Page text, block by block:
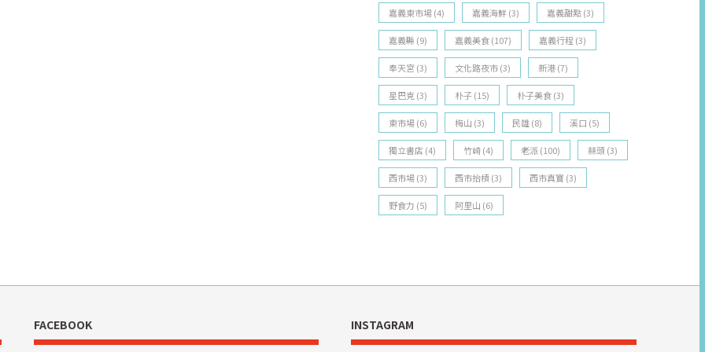
嘉義東市場(4) 嘉義海鮮(3) 嘉義甜點(3)
嘉義縣 (9) 嘉義美食(107) 嘉義行程 (3)
奉天宮 (3) 文化路夜市(3) 新港(7)
星巴克(3) 朴子(15) 朴子美食(3)
東市場(6) 梅山 (3) 民雄(8) 溪口 (5)
獨立書店 (4) 竹崎(4) 老派(100) 蒜頭(3)
西市場(3) 西市抬槓(3) 西市真寶 (3)
野食力 (5) 阿里山 (6)
FACEBOOK INSTAGRAM